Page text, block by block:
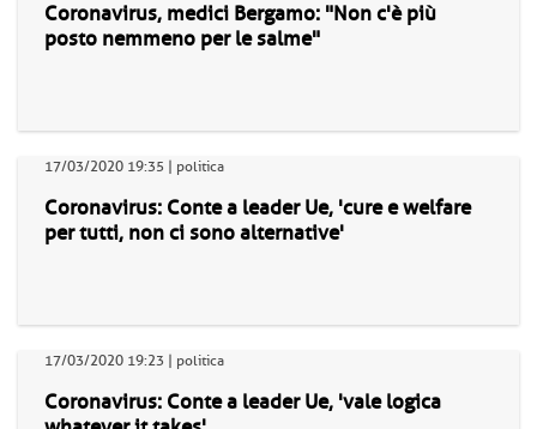
Coronavirus, medici Bergamo: "Non c'è più
posto nemmeno per le salme"
17/03/2020 19:35 | politica
Coronavirus: Conte a leader Ue, 'cure e welfare
per tutti, non ci sono alternative'
17/03/2020 19:23 | politica
Coronavirus: Conte a leader Ue, 'vale logica